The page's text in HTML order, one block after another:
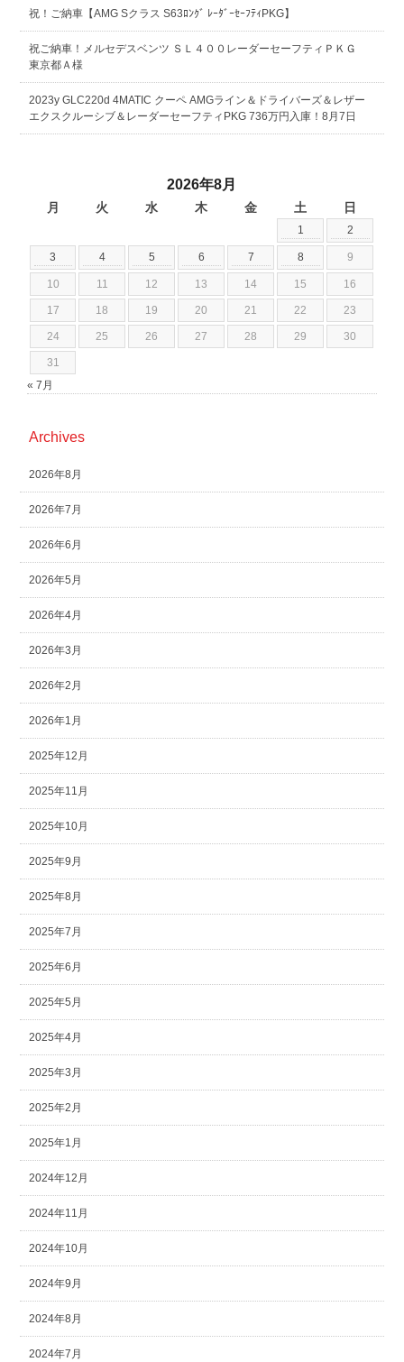
祝！ご納車【AMG Sクラス S63ﾛﾝｸﾞ ﾚｰﾀﾞｰｾｰﾌﾃｨPKG】
祝ご納車！メルセデスベンツ ＳＬ４００レーダーセーフティＰＫＧ
東京都Ａ様
2023y GLC220d 4MATIC クーペ AMGライン＆ドライバーズ＆レザー
エクスクルーシブ＆レーダーセーフティPKG 736万円入庫！8月7日
2026年8月
月 火 水 木 金 土 日
1 2
3 4 5 6 7 8 9
10 11 12 13 14 15 16
17 18 19 20 21 22 23
24 25 26 27 28 29 30
31
« 7月
Archives
2026年8月
2026年7月
2026年6月
2026年5月
2026年4月
2026年3月
2026年2月
2026年1月
2025年12月
2025年11月
2025年10月
2025年9月
2025年8月
2025年7月
2025年6月
2025年5月
2025年4月
2025年3月
2025年2月
2025年1月
2024年12月
2024年11月
2024年10月
2024年9月
2024年8月
2024年7月